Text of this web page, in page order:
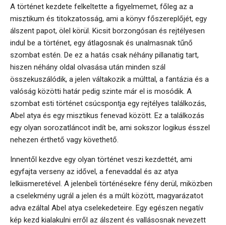
A történet kezdete felkeltette a figyelmemet, főleg az a
misztikum és titokzatosság, ami a könyv főszereplőjét, egy
álszent papot, ölel körül. Kicsit borzongósan és rejtélyesen
indul be a történet, egy átlagosnak és unalmasnak tűnő
szombat estén. De ez a hatás csak néhány pillanatig tart,
hiszen néhány oldal olvasása után minden szál
összekuszálódik, a jelen váltakozik a múlttal, a fantázia és a
valóság közötti határ pedig szinte már el is mosódik. A
szombat esti történet csúcspontja egy rejtélyes találkozás,
Abel atya és egy misztikus fenevad között. Ez a találkozás
egy olyan sorozatláncot indít be, ami sokszor logikus ésszel
nehezen érthető vagy követhető.
Innentől kezdve egy olyan történet veszi kezdettét, ami
egyfajta verseny az idővel, a fenevaddal és az atya
lelkiismeretével. A jelenbeli történésekre fény derül, miközben
a cselekmény ugrál a jelen és a múlt között, magyarázatot
adva ezáltal Abel atya cselekedeteire. Egy egészen negatív
kép kezd kialakulni erről az álszent és vallásosnak nevezett